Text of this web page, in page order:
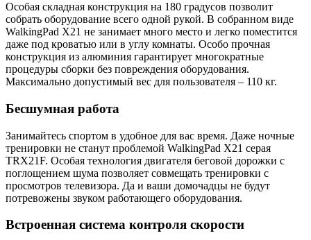
Особая складная конструкция на 180 градусов позволит
собрать оборудование всего одной рукой. В собранном виде
WalkingPad X21 не занимает много место и легко поместится
даже под кроватью или в углу комнаты. Особо прочная
конструкция из алюминия гарантирует многократные
процедуры сборки без повреждения оборудования.
Максимально допустимый вес для пользователя – 110 кг.
Бесшумная работа
Занимайтесь спортом в удобное для вас время. Даже ночные
тренировки не станут проблемой WalkingPad X21 серая
TRX21F. Особая технология двигателя беговой дорожки с
поглощением шума позволяет совмещать тренировки с
просмотров телевизора. Да и ваши домочадцы не будут
потревожены звуком работающего оборудования.
Встроенная система контроля скорости